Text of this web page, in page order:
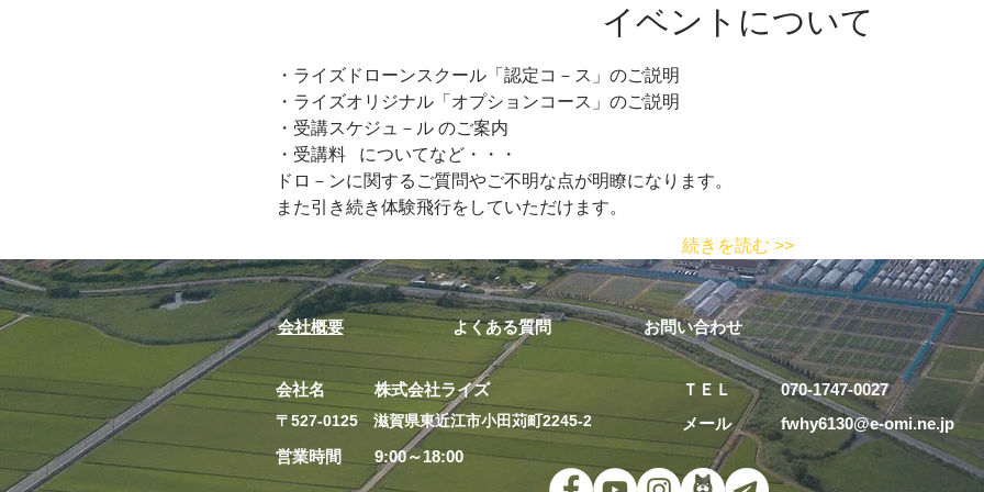
イベントについて
・ライズドローンスクール「認定コ－ス」のご説明
・ライズオリジナル「オプションコース」のご説明
・受講スケジュ－ル のご案内
・受講料   についてなど・・・
ドロ－ンに関するご質問やご不明な点が明瞭になります。
また引き続き体験飛行をしていただけます。
続きを読む >>
会社概要 よくある質問 お問い合わせ
会社名 株式会社ライズ ＴＥＬ 070-1747-0027
​〒527-0125 滋賀県東近江市小田苅町2245-2
メール fwhy6130@e-
営業時間 9:00～18:00